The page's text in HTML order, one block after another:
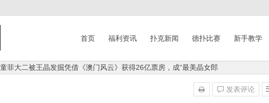
首页 福利资讯 扑克新闻 德扑比赛 新手教学
童菲大二被王晶发掘凭借《澳门风云》获得26亿票房，成“最美晶女郎
发表评论